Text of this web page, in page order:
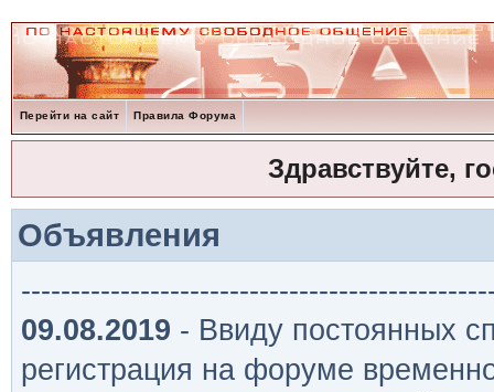
Перейти на сайт Правила Форума
Здравствуйте,
Объявления
09.08.2019 - Ввиду постоянных
регистрация на форуме